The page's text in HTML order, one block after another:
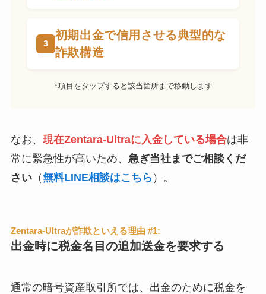
初期出金で信用させる典型的な
詐欺構造
↑項目をタップすると該当箇所まで移動します
なお、 現在Zentara-Ultraに入金している場合は非
常に緊急性が高いため、 急ぎ当社までご相談くだ
さい（無料LINE相談はこちら ）。
Zentara-Ultraが詐欺といえる理由 #1:
出金時に税金名目の追加送金を要求する
通常の暗号資産取引所では、出金のために税金を